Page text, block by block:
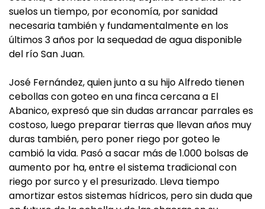
suelos un tiempo, por economía, por sanidad
necesaria también y fundamentalmente en los
últimos 3 años por la sequedad de agua disponible
del río San Juan.
José Fernández, quien junto a su hijo Alfredo tienen
cebollas con goteo en una finca cercana a El
Abanico, expresó que sin dudas arrancar parrales es
costoso, luego preparar tierras que llevan años muy
duras también, pero poner riego por goteo le
cambió la vida. Pasó a sacar más de 1.000 bolsas de
aumento por ha, entre el sistema tradicional con
riego por surco y el presurizado. Lleva tiempo
amortizar estos sistemas hídricos, pero sin duda que